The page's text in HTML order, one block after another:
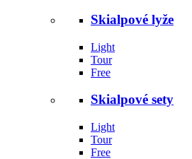
Skialpové lyže
Light
Tour
Free
Skialpové sety
Light
Tour
Free